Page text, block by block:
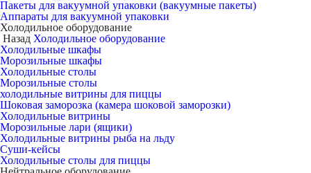
Пакеты для вакуумной упаковки (вакуумные пакеты)
Аппараты для вакуумной упаковки
Холодильное оборудование
Назад Холодильное оборудование
Холодильные шкафы
Морозильные шкафы
Холодильные столы
Морозильные столы
холодильные витрины для пиццы
Шоковая заморозка (камера шоковой заморозки)
Холодильные витрины
Морозильные лари (ящики)
Холодильные витрины рыба на льду
Суши-кейсы
Холодильные столы для пиццы